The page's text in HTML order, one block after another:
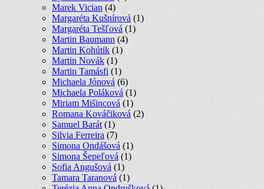
Marek Vician (4)
Margaréta Kušnírová (1)
Margaréta Tešľová (1)
Martin Baumann (4)
Martin Kohútik (1)
Martin Novák (1)
Martin Tamásfi (1)
Michaela Jónová (6)
Michaela Poláková (1)
Miriam Mišincová (1)
Romana Kováčiková (2)
Samuel Barát (1)
Silvia Ferreira (7)
Simona Ondášová (1)
Simona Šepeľová (1)
Sofia Angušová (1)
Tamara Taranová (1)